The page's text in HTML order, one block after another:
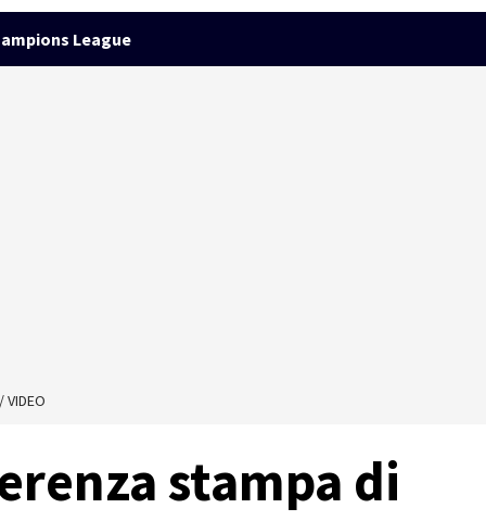
League
VIDEO
stampa di